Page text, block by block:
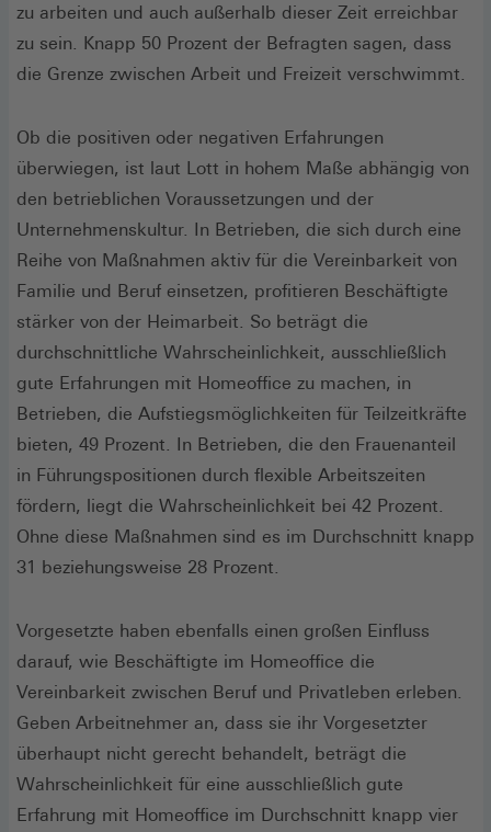
zu arbeiten und auch außerhalb dieser Zeit erreichbar
zu sein. Knapp 50 Prozent der Befragten sagen, dass
die Grenze zwischen Arbeit und Freizeit verschwimmt.
Ob die positiven oder negativen Erfahrungen
überwiegen, ist laut Lott in hohem Maße abhängig von
den betrieblichen Voraussetzungen und der
Unternehmenskultur. In Betrieben, die sich durch eine
Reihe von Maßnahmen aktiv für die Vereinbarkeit von
Familie und Beruf einsetzen, profitieren Beschäftigte
stärker von der Heimarbeit. So beträgt die
durchschnittliche Wahrscheinlichkeit, ausschließlich
gute Erfahrungen mit Homeoffice zu machen, in
Betrieben, die Aufstiegsmöglichkeiten für Teilzeitkräfte
bieten, 49 Prozent. In Betrieben, die den Frauenanteil
in Führungspositionen durch flexible Arbeitszeiten
fördern, liegt die Wahrscheinlichkeit bei 42 Prozent.
Ohne diese Maßnahmen sind es im Durchschnitt knapp
31 beziehungsweise 28 Prozent.
Vorgesetzte haben ebenfalls einen großen Einfluss
darauf, wie Beschäftigte im Homeoffice die
Vereinbarkeit zwischen Beruf und Privatleben erleben.
Geben Arbeitnehmer an, dass sie ihr Vorgesetzter
überhaupt nicht gerecht behandelt, beträgt die
Wahrscheinlichkeit für eine ausschließlich gute
Erfahrung mit Homeoffice im Durchschnitt knapp vier